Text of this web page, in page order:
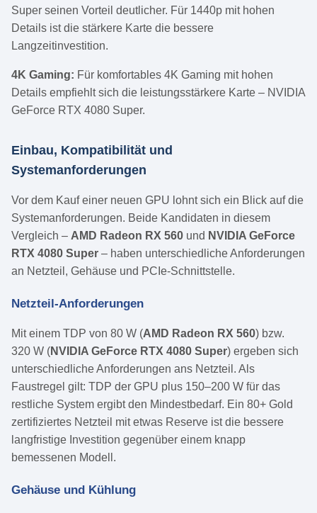
Super seinen Vorteil deutlicher. Für 1440p mit hohen
Details ist die stärkere Karte die bessere
Langzeitinvestition.
4K Gaming: Für komfortables 4K Gaming mit hohen
Details empfiehlt sich die leistungsstärkere Karte – NVIDIA
GeForce RTX 4080 Super.
Einbau, Kompatibilität und
Systemanforderungen
Vor dem Kauf einer neuen GPU lohnt sich ein Blick auf die
Systemanforderungen. Beide Kandidaten in diesem
Vergleich – AMD Radeon RX 560 und NVIDIA GeForce
RTX 4080 Super – haben unterschiedliche Anforderungen
an Netzteil, Gehäuse und PCIe-Schnittstelle.
Netzteil-Anforderungen
Mit einem TDP von 80 W (AMD Radeon RX 560) bzw.
320 W (NVIDIA GeForce RTX 4080 Super) ergeben sich
unterschiedliche Anforderungen ans Netzteil. Als
Faustregel gilt: TDP der GPU plus 150–200 W für das
restliche System ergibt den Mindestbedarf. Ein 80+ Gold
zertifiziertes Netzteil mit etwas Reserve ist die bessere
langfristige Investition gegenüber einem knapp
bemessenen Modell.
Gehäuse und Kühlung